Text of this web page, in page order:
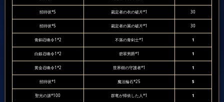
招待状*5 裁定者の衣の破片*1 30
招待状*5 裁定者の翼の破片*1 30
青銅召喚令1*2 不落の青剣士*1 1
白銀召喚令1*2 碧翠男爵*1 1
黄金召喚令1*2 世界樹の守護者*1 1
招待状*1 魔法輪石*25 5
聖光の源*100 群竜が帰依した人*1 1